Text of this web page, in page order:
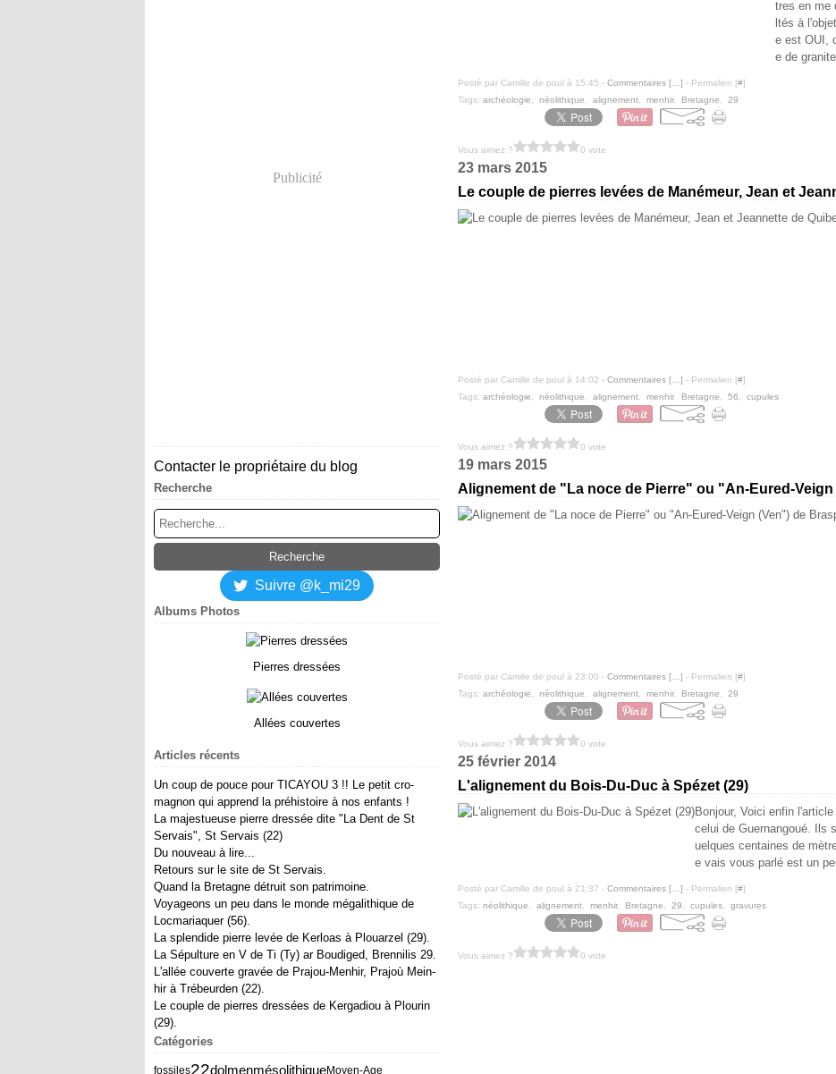
Publicité
Contacter le propriétaire du blog
Recherche
Suivre @k_mi29
Albums Photos
Pierres dressées
Allées couvertes
Articles récents
Un coup de pouce pour TICAYOU 3 !! Le petit cro-
magnon qui apprend la préhistoire à nos enfants !
La majestueuse pierre dressée dite "La Dent de St
Servais", St Servais (22)
Du nouveau à lire...
Retours sur le site de St Servais.
Quand la Bretagne détruit son patrimoine.
Voyageons un peu dans le monde mégalithique de
Locmariaquer (56).
La splendide pierre levée de Kerloas à Plouarzel (29).
La Sépulture en V de Ti (Ty) ar Boudiged, Brennilis 29.
L'allée couverte gravée de Prajou-Menhir, Prajoù Mein-
hir à Trébeurden (22).
Le couple de pierres dressées de Kergadiou à Plourin
(29).
Catégories
fossiles22dolmenmésolithiqueMoyen-Age
tres en me
ltés à
e est OUI,
e de
Posté par Camille de poul à 15:45 - Commentaires [ ] - Permalien [#]
Tags: archéologie néolithique alignement menhir, Bretagne 29
Vous aimez ? 0 vote
23 mars 2015
Le couple de pierres levées de Manémeur, Jean et
Posté par Camille de poul à 14:02 - Commentaires [ ] - Permalien [#]
Tags: archéologie néolithique alignement menhir, Bretagne 56 cupules
Vous aimez ? 0 vote
19 mars 2015
Alignement de "La noce de Pierre" ou "An-Eured-
Posté par Camille de poul à 23:00 - Commentaires [ ] - Permalien [#]
Tags: archéologie néolithique alignement menhir, Bretagne 29
Vous aimez ? 0 vote
25 février 2014
L'alignement du Bois-Du-Duc à Spézet (29)
Bonjour, Voici enfin
celui de Guernangoué. Ils
uelques centaines de
e vais vous parlé est un
Posté par Camille de poul à 21:37 - Commentaires [ ] - Permalien [#]
Tags: néolithique alignement menhir, Bretagne 29 cupules gravures
Vous aimez ? 0 vote